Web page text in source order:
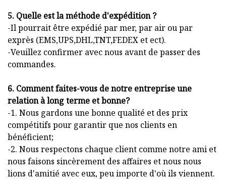
5. Quelle est la méthode d'expédition ?
-Il pourrait être expédié par mer, par air ou par
exprès (EMS,UPS,DHL,TNT,FEDEX et ect).
-Veuillez confirmer avec nous avant de passer des
commandes.
6. Comment faites-vous de notre entreprise une
relation à long terme et bonne?
-1. Nous gardons une bonne qualité et des prix
compétitifs pour garantir que nos clients en
bénéficient;
-2. Nous respectons chaque client comme notre ami et
nous faisons sincèrement des affaires et nous nous
lions d'amitié avec eux, peu importe d'où ils viennent.